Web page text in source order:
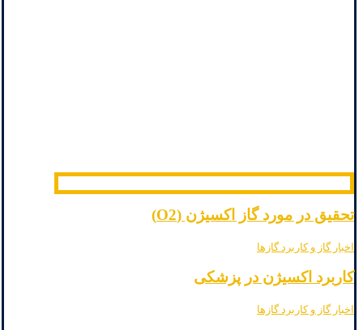
تحقیق در مورد گاز اکسیژن (O2)
اخبار گاز و کاربرد گازها
کاربرد اکسیژن در پزشکی
اخبار گاز و کاربرد گازها